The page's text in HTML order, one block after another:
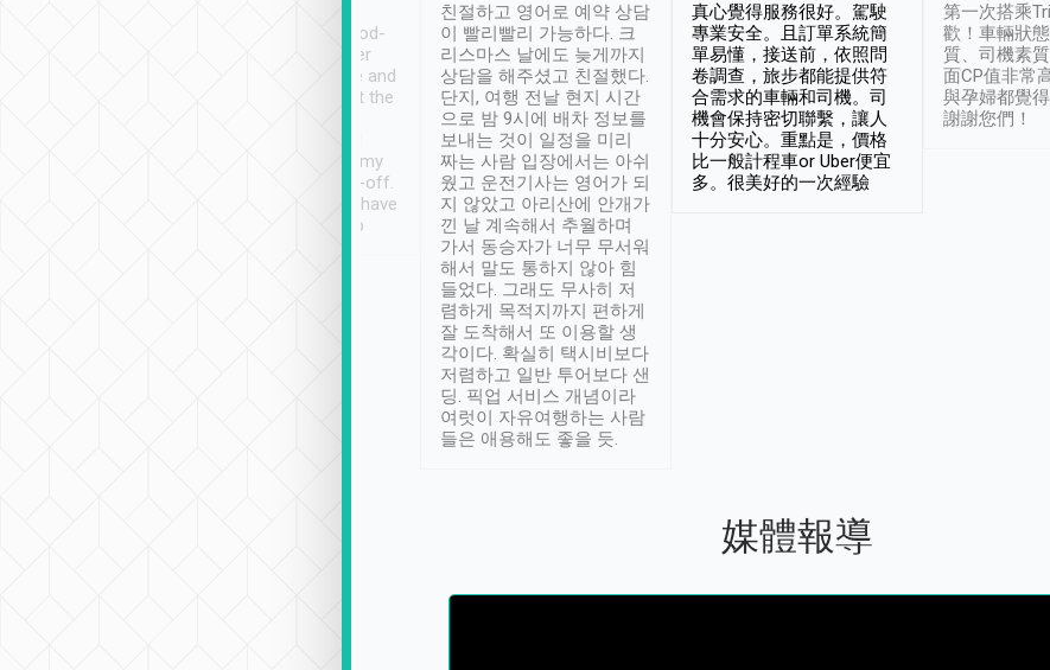
service, vehicles in good-
condition and the driver
service was awesome and
thoughtful. Driver went the
have safely arrived at my
destination after drop-off.
Definitely something I have
not seen elsewhere 👍
친절하고 영어로 예약 상담
이 빨리빨리 가능하다. 크
리스마스 날에도 늦게까지
상담을 해주셨고 친절했다.
단지, 여행 전날 현지 시간
으로 밤 9시에 배차 정보를
보내는 것이 일정을 미리
짜는 사람 입장에서는 아쉬
웠고 운전기사는 영어가 되
지 않았고 아리산에 안개가
낀 날 계속해서 추월하며
가서 동승자가 너무 무서워
해서 말도 통하지 않아 힘
들었다. 그래도 무사히 저
렴하게 목적지까지 편하게
잘 도착해서 또 이용할 생
각이다. 확실히 택시비보다
저렴하고 일반 투어보다 샌
딩. 픽업 서비스 개념이라
여럿이 자유여행하는 사람
들은 애용해도 좋을 듯.
真心覺得服務很好。駕駛
專業安全。且訂單系統簡
單易懂，接送前，依照問
卷調查，旅步都能提供符
合需求的車輛和司機。司
機會保持密切聯繫，讓人
十分安心。重點是，價格
比一般計程車or Uber便宜
多。很美好的一次經驗
第一次搭乘
歡！車輛狀
質、司機素
面CP值非常
與孕婦都覺
謝謝您們！
媒體報導